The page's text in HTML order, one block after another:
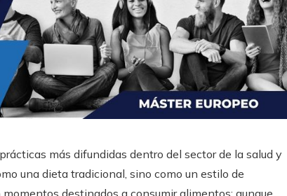
más difundidas dentro del sector de la salud y
una dieta tradicional, sino como un estilo de